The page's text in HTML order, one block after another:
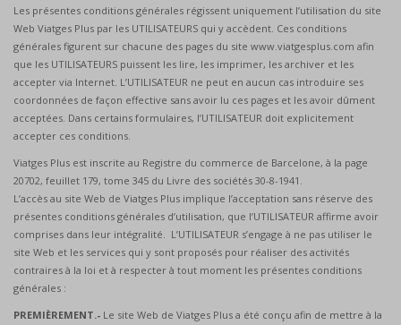
Les présentes conditions générales régissent uniquement l’utilisation du site
Web Viatges Plus par les UTILISATEURS qui y accèdent. Ces conditions
générales figurent sur chacune des pages du site www.viatgesplus.com afin
que les UTILISATEURS puissent les lire, les imprimer, les archiver et les
accepter via Internet. L’UTILISATEUR ne peut en aucun cas introduire ses
coordonnées de façon effective sans avoir lu ces pages et les avoir dûment
acceptées. Dans certains formulaires, l’UTILISATEUR doit explicitement
accepter ces conditions.
Viatges Plus est inscrite au Registre du commerce de Barcelone, à la page
20702, feuillet 179, tome 345 du Livre des sociétés 30-8-1941.
L’accès au site Web de Viatges Plus implique l’acceptation sans réserve des
présentes conditions générales d’utilisation, que l’UTILISATEUR affirme avoir
comprises dans leur intégralité. L’UTILISATEUR s’engage à ne pas utiliser le
site Web et les services qui y sont proposés pour réaliser des activités
contraires à la loi et à respecter à tout moment les présentes conditions
générales :
PREMIÈREMENT.- Le site Web de Viatges Plus a été conçu afin de mettre à la